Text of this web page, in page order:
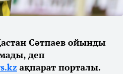
Сәтпаев ойынды
деп
ақпарат порталы.